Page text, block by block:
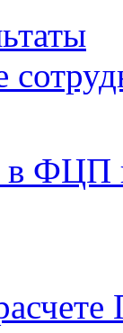
в ФЦП